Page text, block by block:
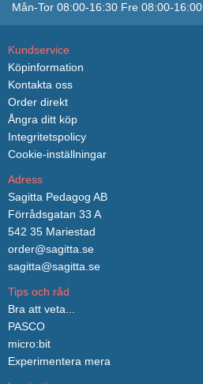
Mån-Tor 08:00-16:30 Fre 08:00-16:00
Kundservice
Köpinformation
Kontakta oss
Order direkt
Ångra ditt köp
Integritetspolicy
Cookie-inställningar
Adress
Sagitta Pedagog AB
Förrådsgatan 33 A
542 35 Mariestad
order@sagitta.se
sagitta@sagitta.se
Tips och råd
Bra att veta...
PASCO
micro:bit
Experimentera mera